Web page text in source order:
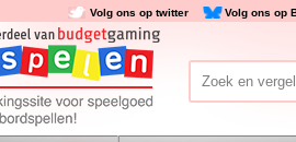
Volg ons op twitter Volg ons op